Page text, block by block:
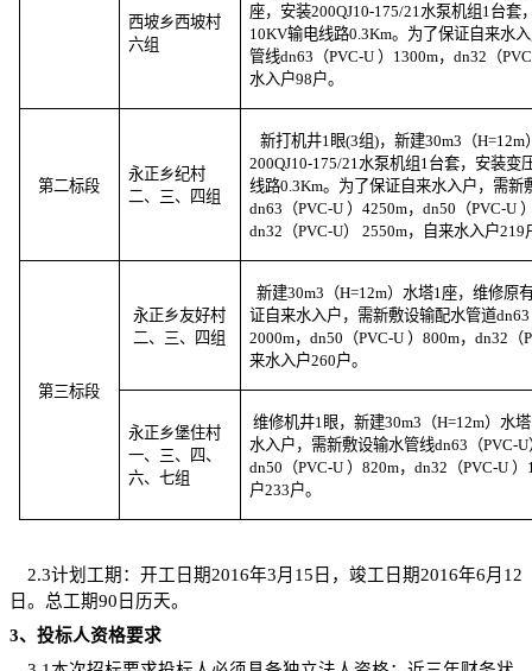
西坡乡西坡村
六组
座，安装200QJ10-175/21 水泵机组 1 台套
10KV输电线路0.3Km。为了保证自来水
管线dn63 （PVC-U ） 1300m， dn32 （
水入户98户。
第二标段
永正乡纪村
二、三、四组
新打机井1 眼(3组)，新建30m3 （H=12m
200QJ10-175/21 水泵机组 1 台套，安装变
线路0.3Km。为了保证自来水入户，需新
dn63 （PVC-U ） 4250m， dn50 （PVC-U
dn32 （PVC-U） 2550m，自来水入户219
第三标段
永正乡友好村
二、三、四组
新建30m3 （H=12m）水塔1 座，维修原
证自来水入户，需新敷设输配水管道dn63
2000m， dn50 （PVC-U ） 800m， dn32 （
来水入户260户。
永正乡堡住村
一、三、四、
六、七组
维修机井1 眼，新建30m3 （H=12m）水塔
水入户，需新敷设输水管线dn63 （PVC-U
dn50 （PVC-U ） 820m， dn32 （PVC-U ）
户233户。
2.3计划工期：开工日期2016年3月 15 日，竣工日期2016年6月 12
日。总工期90 日历天。
3、投标人资格要求